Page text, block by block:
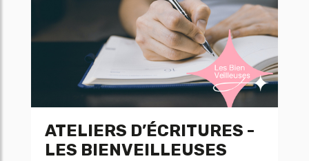
ATELIERS D’ÉCRITURES -
LES BIENVEILLEUSES